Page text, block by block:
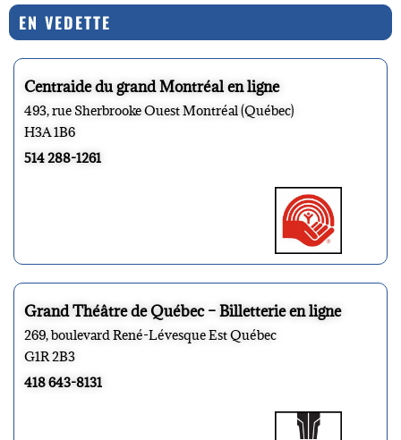
EN VEDETTE
Centraide du grand Montréal en ligne
493, rue Sherbrooke Ouest Montréal (Québec)
H3A 1B6
514 288-1261
Grand Théâtre de Québec – Billetterie en ligne
269, boulevard René-Lévesque Est Québec
G1R 2B3
418 643-8131